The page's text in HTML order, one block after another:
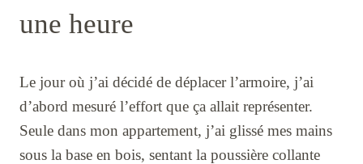
une heure
Le jour où j’ai décidé de déplacer l’armoire, j’ai
d’abord mesuré l’effort que ça allait représenter.
Seule dans mon appartement, j’ai glissé mes mains
sous la base en bois, sentant la poussière collante